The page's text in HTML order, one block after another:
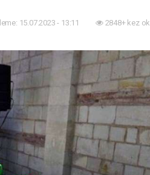
15.07.2023 - 13:11 2848+ kez